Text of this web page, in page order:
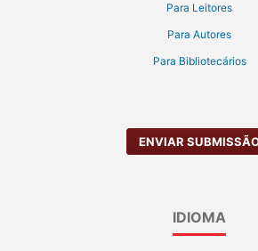
Para Leitores
Para Autores
Para Bibliotecários
ENVIAR
IDIOMA